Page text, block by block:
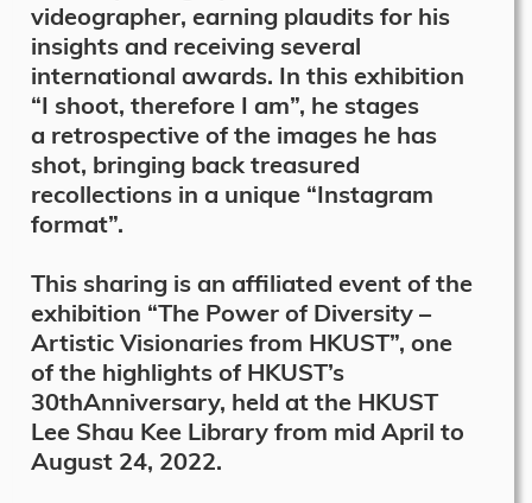
videographer, earning plaudits for his
insights and receiving several
international awards. In this exhibition
“I shoot, therefore I am”, he stages
a retrospective of the images he has
shot, bringing back treasured
recollections in a unique “Instagram
format”.
This sharing is an affiliated event of the
exhibition “The Power of Diversity –
Artistic Visionaries from HKUST”, one
of the highlights of HKUST’s
30thAnniversary, held at the HKUST
Lee Shau Kee Library from mid April to
August 24, 2022.